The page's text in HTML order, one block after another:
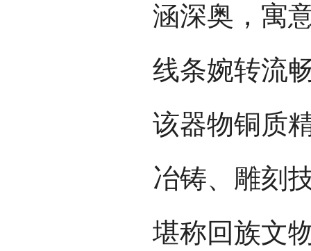
涵深奥，寓
线条婉转流
该器物铜质
冶铸、雕刻
堪称回族文